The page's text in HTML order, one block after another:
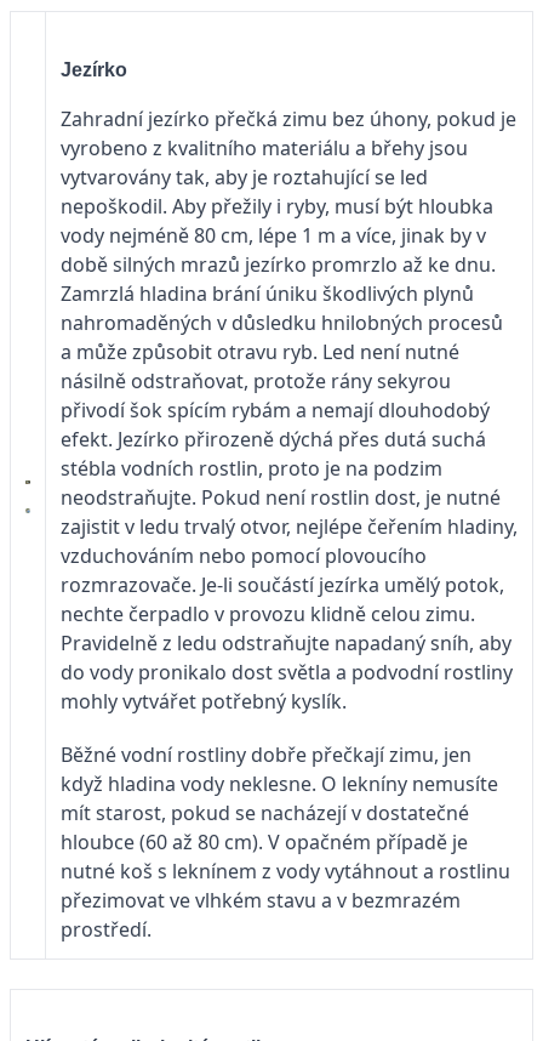
Jezírko
Zahradní jezírko přečká zimu bez úhony, pokud je
vyrobeno z kvalitního materiálu a břehy jsou
vytvarovány tak, aby je roztahující se led
nepoškodil. Aby přežily i ryby, musí být hloubka
vody nejméně 80 cm, lépe 1 m a více, jinak by v
době silných mrazů jezírko promrzlo až ke dnu.
Zamrzlá hladina brání úniku škodlivých plynů
nahromaděných v důsledku hnilobných procesů
a může způsobit otravu ryb. Led není nutné
násilně odstraňovat, protože rány sekyrou
přivodí šok spícím rybám a nemají dlouhodobý
efekt. Jezírko přirozeně dýchá přes dutá suchá
stébla vodních rostlin, proto je na podzim
neodstraňujte. Pokud není rostlin dost, je nutné
zajistit v ledu trvalý otvor, nejlépe čeřením hladiny,
vzduchováním nebo pomocí plovoucího
rozmrazovače. Je-li součástí jezírka umělý potok,
nechte čerpadlo v provozu klidně celou zimu.
Pravidelně z ledu odstraňujte napadaný sníh, aby
do vody pronikalo dost světla a podvodní rostliny
mohly vytvářet potřebný kyslík.
Běžné vodní rostliny dobře přečkají zimu, jen
když hladina vody neklesne. O lekníny nemusíte
mít starost, pokud se nacházejí v dostatečné
hloubce (60 až 80 cm). V opačném případě je
nutné koš s leknínem z vody vytáhnout a rostlinu
přezimovat ve vlhkém stavu a v bezmrazém
prostředí.